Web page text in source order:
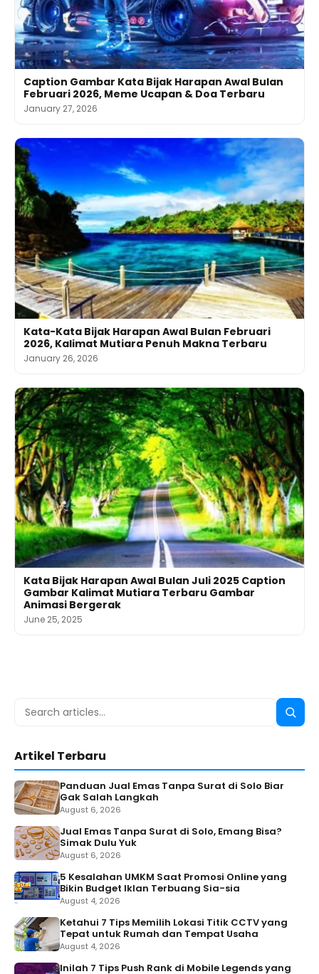
Caption Gambar Kata Bijak Harapan Awal Bulan
Februari 2026, Meme Ucapan & Doa Terbaru
January 27, 2026
Kata-Kata Bijak Harapan Awal Bulan Februari
2026, Kalimat Mutiara Penuh Makna Terbaru
January 26, 2026
Kata Bijak Harapan Awal Bulan Juli 2025 Caption
Gambar Kalimat Mutiara Terbaru Gambar
Animasi Bergerak
June 25, 2025
Search
Search
Artikel Terbaru
Panduan Jual Emas Tanpa Surat di Solo Biar
Gak Salah Langkah
August 6, 2026
Jual Emas Tanpa Surat di Solo, Emang Bisa?
Simak Dulu Yuk
August 6, 2026
5 Kesalahan UMKM Saat Promosi Online yang
Bikin Budget Iklan Terbuang Sia-sia
August 4, 2026
Ketahui 7 Tips Memilih Lokasi Titik CCTV yang
Tepat untuk Rumah dan Tempat Usaha
August 4, 2026
Inilah 7 Tips Push Rank di Mobile Legends yang